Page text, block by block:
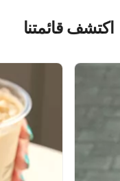
اكتشف قائمتنا